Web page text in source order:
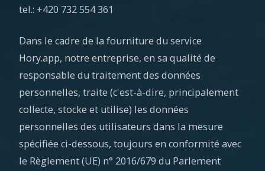
tel.: +420 732 554 361
Dans le cadre de la fourniture du service
Hory.app, notre entreprise, en sa qualité de
responsable du traitement des données
personnelles, traite (c'est-à-dire, principalement
collecte, stocke et utilise) les données
personnelles des utilisateurs dans la mesure
spécifiée ci-dessous, toujours en conformité avec
le Règlement (UE) n° 2016/679 du Parlement